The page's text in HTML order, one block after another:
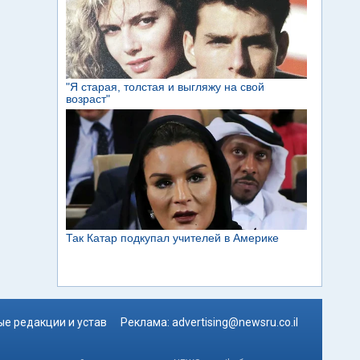
редакции и устав Реклама: advertising@newsru.co.il